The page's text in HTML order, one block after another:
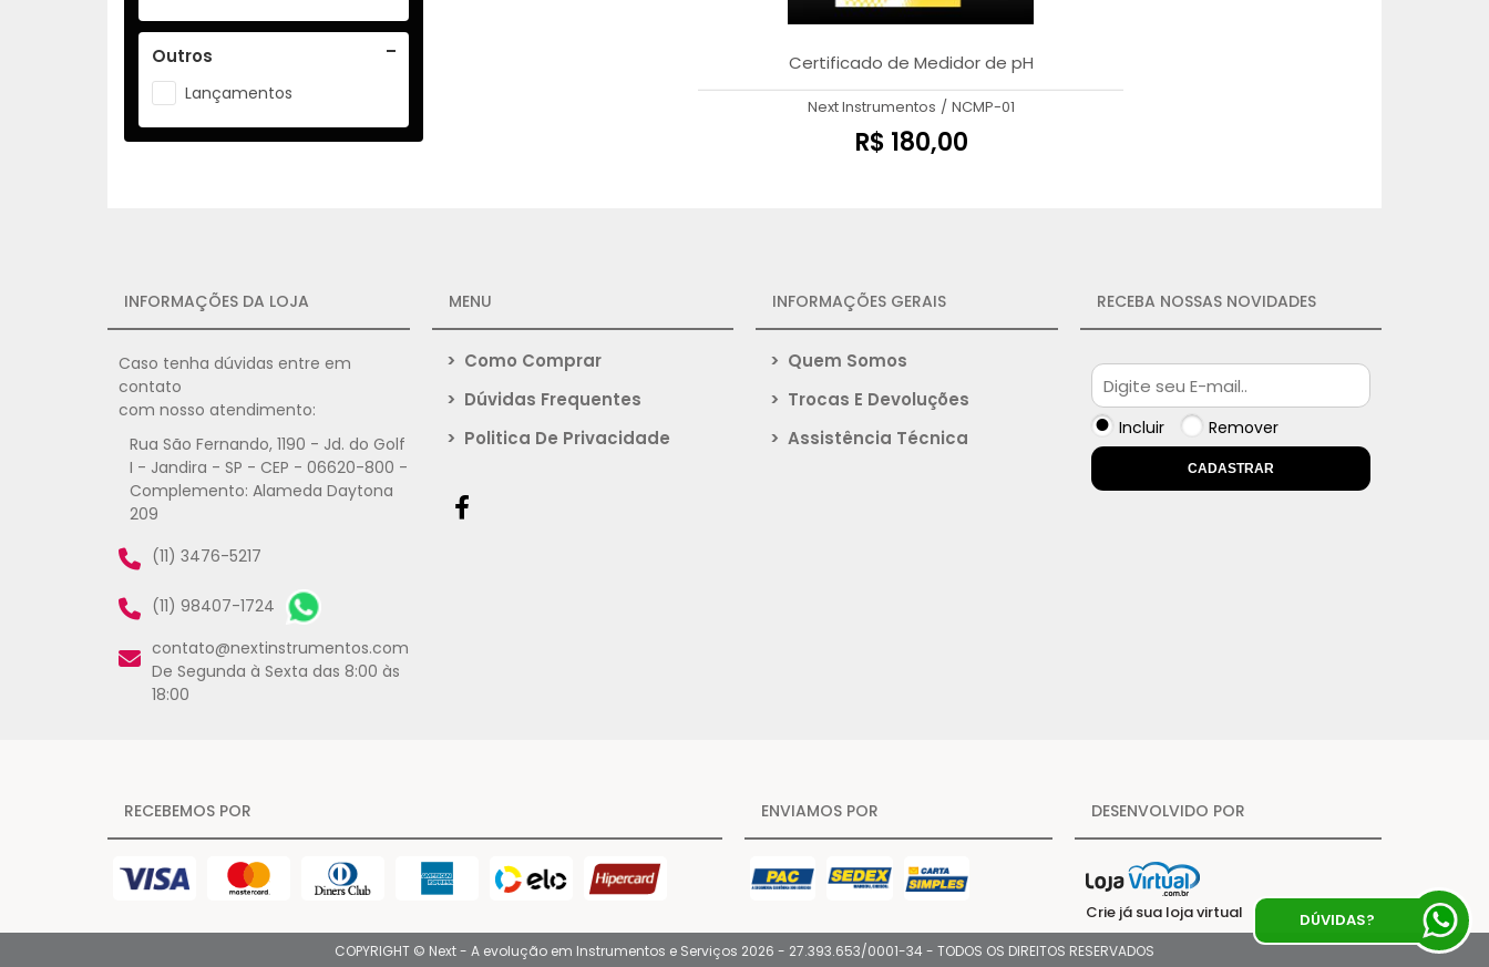
Outros
Lançamentos
Certificado de Medidor de pH
Next Instrumentos / NCMP-01
R$ 180,00
INFORMAÇÕES DA LOJA
Caso tenha dúvidas entre em
contato
com nosso atendimento:
Rua São Fernando, 1190 - Jd. do Golf
I - Jandira - SP - CEP - 06620-800 -
Complemento: Alameda Daytona
209
(11) 3476-5217
(11) 98407-1724
contato@nextinstrumentos.com
De Segunda à Sexta das 8:00 às
18:00
MENU
> Como Comprar
> Dúvidas Frequentes
> Politica De Privacidade
INFORMAÇÕES GERAIS
> Quem Somos
> Trocas E Devoluções
> Assistência Técnica
RECEBA NOSSAS NOVIDADES
Incluir Remover
CADASTRAR
RECEBEMOS POR ENVIAMOS POR DESENVOLVIDO POR
Crie já sua loja virtual
COPYRIGHT © Next - A evolução em Instrumentos e Serviços 2026 - 27.393.653/0001-34 - TODOS OS DIREITOS RESERVADOS
DÚVIDAS?